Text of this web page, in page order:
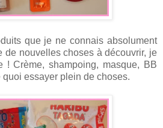
que je ne connais absolument
de nouvelles choses à découvrir, je
! Crème, shampoing, masque, BB
essayer plein de choses.